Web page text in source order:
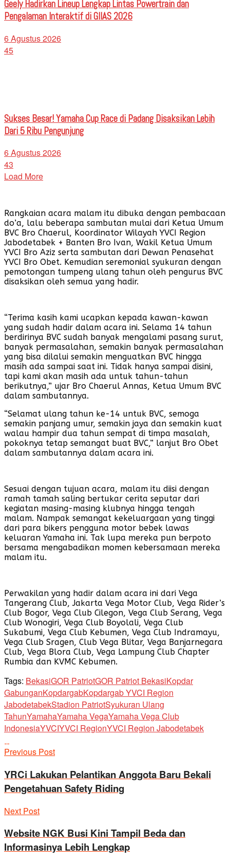
Geely Hadirkan Lineup Lengkap Lintas Powertrain dan
Pengalaman Interaktif di GIIAS 2026
6 Agustus 2026
45
Sukses Besar! Yamaha Cup Race di Padang Disaksikan Lebih
Dari 5 Ribu Pengunjung
6 Agustus 2026
43
Load More
Rangkaian acara malam itu dibuka dengan pembacaan
do’a, lalu beberapa sambutan mulai dari Ketua Umum
BVC Bro Chaerul, Koordinator Wilayah YVCI Region
Jabodetabek + Banten Bro Ivan, Wakil Ketua Umum
YVCI Bro Aziz serta sambutan dari Dewan Penasehat
YVCI Bro Obet. Kemudian seremonial syukuran dengan
pemotongan tumpeng ulang tahun oleh pengurus BVC
disaksikan oleh semua yang hadir.
“Terima kasih kami ucapkan kepada kawan-kawan
yang sudah hadir dalam acara ini. Selama 14 tahun
berdirinya BVC sudah banyak mengalami pasang surut,
banyak permasalahan, semakin banyak permasalahan
yang bisa dilalui semakin menguatkan BVC hingga
masih ada sampai saat ini. Tidak hanya sampai disini,
tapi kami akan masih ada untuk tahun-tahun
berikutnya,” ujar Bro Chaerul Annas, Ketua Umum BVC
dalam sambutannya.
“Selamat ulang tahun ke-14 untuk BVC, semoga
semakin panjang umur, semakin jaya dan semakin kuat
walau hampir dua tahun sempat di timpa masalah,
pokoknya tetap semangat buat BVC,” lanjut Bro Obet
dalam sambutannya dalam acara ini.
Sesuai dengan tujuan acara, malam itu diisi dengan
ramah tamah saling bertukar cerita seputar dari
kegiatan masing-masing klubnya hingga tengah
malam. Nampak semangat kekeluargaan yang tinggi
dari para bikers pengguna motor bebek lawas
keluaran Yamaha ini. Tak lupa mereka pun berpoto
bersama mengabadikan momen kebersamaan mereka
malam itu.
Perwakilan yang hadir dalam acara ini dari Vega
Tangerang Club, Jakarta Vega Motor Club, Vega Rider’s
Club Bogor, Vega Club Cilegon, Vega Club Serang, Vega
Club Wonogiri, Vega Club Boyolali, Vega Club
Sukabumi, Vega Club Kebumen, Vega Club Indramayu,
Vega Club Sragen, Club Vega Blitar, Vega Banjarnegara
Club, Vega Blora Club, Vega Lampung Club Chapter
Rumbia dan KVMC Kebumen.
Tags: BekasiGOR PatriotGOR Patriot BekasiKopdar
GabunganKopdargabKopdargab YVCI Region
JabodetabekStadion PatriotSyukuran Ulang
TahunYamahaYamaha VegaYamaha Vega Club
IndonesiaYVCIYVCI RegionYVCI Region Jabodetabek
Previous Post
YRCi Lakukan Pelantikan Anggota Baru Bekali
Pengetahuan Safety Riding
Next Post
Website NGK Busi Kini Tampil Beda dan
Informasinya Lebih Lengkap